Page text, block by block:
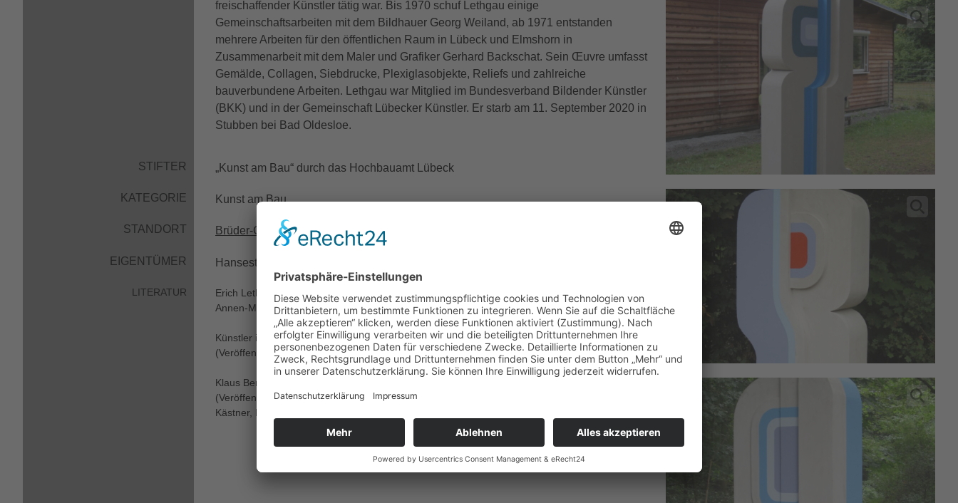
freischaffender Künstler tätig war. Bis 1970 schuf Lethgau einige
Gemeinschaftsarbeiten mit dem Bildhauer Georg Weiland, ab 1971 entstanden
mehrere Arbeiten für den öffentlichen Raum in Lübeck und Elmshorn in
Zusammenarbeit mit dem Maler und Grafiker Gerhard Backschat. Sein Œuvre umfasst
Gemälde, Collagen, Siebdrucke, Plexiglasobjekte, Reliefs und zahlreiche
bauverbundene Arbeiten. Lethgau war Mitglied im Bundesverband Bildender Künstler
(BKK) und in der Gemeinschaft Lübecker Künstler. Er starb am 11. September 2020 in
Stubben bei Bad Oldesloe.
STIFTER „Kunst am Bau“ durch das Hochbauamt Lübeck
KATEGORIE Kunst am Bau
STANDORT Brüder-Grimm-Ring6-8, Heinrich-Mann-Schule, Außenanlage
EIGENTÜMER Hansestadt Lübeck
LITERATUR
Erich Lethgau, Kat. Ausst., Museum für Kunst und Kulturgeschichte der Hansestadt Lübeck, St.-
Annen-Museum, 13. Nov. 1983 - 8. Jan. 1984, Lübeck 1983.
Künstler in Lübeck 1946-1986: Dokumentation der Gemeinschaft Lübecker Maler und Bildhauer
(Veröffentlichung des Senats der Hansestadt Lübeck, Amt für Kultur, Reihe A), Lübeck 1986.
Klaus Bernhard, Plastik in Lübeck. Dokumentation der Kunst im öffentlichen Raum (1436-1985)
(Veröffentlichungen des Senates der Hansestadt Lübeck, Amt für Kultur, hrsg. von Hans-Gerd
Kästner, Reihe B, Heft 8), Lübeck 1986.